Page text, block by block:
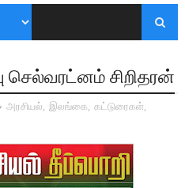
சிறி­தரன்
அரசியல், இலங்கை, கட்டுரைகள்,